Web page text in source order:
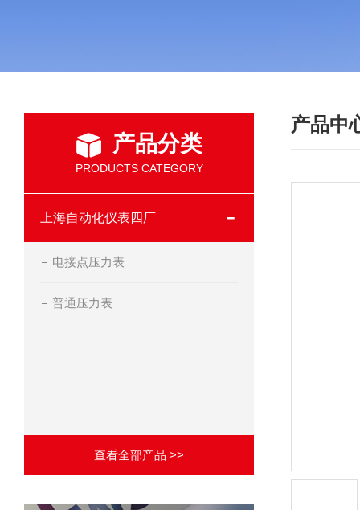
产品分类
PRODUCTS CATEGORY
上海自动化仪表四厂
电接点压力表
普通压力表
查看全部产品 >>
产品中